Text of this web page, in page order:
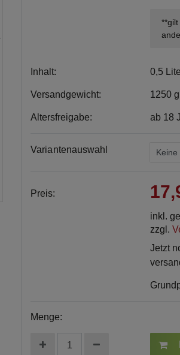
Inhalt: 0,5
Versandgewicht: 1250 g
Altersfreigabe: ab 18
Variantenauswahl
Preis:
inkl.
zzgl.
Jetzt
Menge: